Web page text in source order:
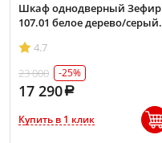
Шкаф однодверный Зефир
107.01 белое дерево/серый
4.7
23 000
-25%
17 290
Купить в 1 клик